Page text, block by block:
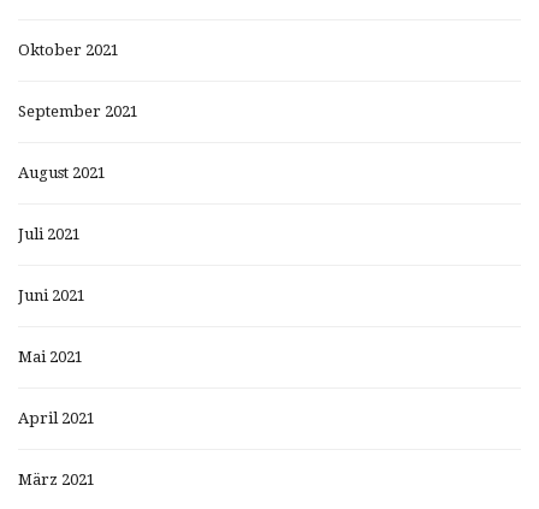
Oktober 2021
September 2021
August 2021
Juli 2021
Juni 2021
Mai 2021
April 2021
März 2021